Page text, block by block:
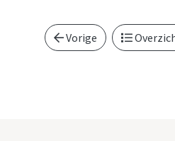
Vorige